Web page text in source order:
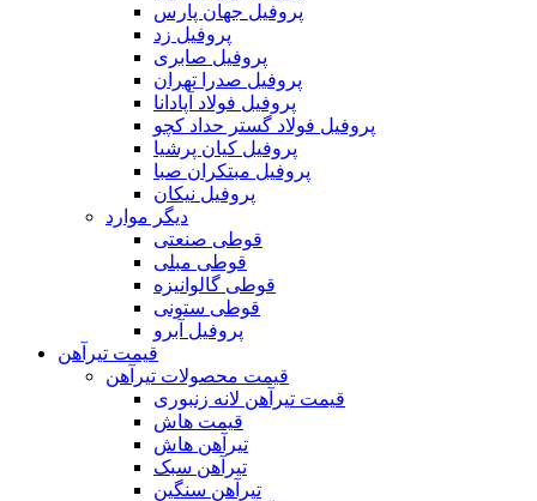
پروفیل جهان پارس
پروفیل زد
پروفیل صابری
پروفیل صدرا تهران
پروفیل فولاد آپادانا
پروفیل فولاد گستر حداد کچو
پروفیل کیان پرشیا
پروفیل مبتکران صبا
پروفیل نیکان
دیگر موارد
قوطی صنعتی
قوطی مبلی
قوطی گالوانیزه
قوطی ستونی
پروفیل آبرو
قیمت تیرآهن
قیمت محصولات تیرآهن
قیمت تیرآهن لانه زنبوری
قیمت هاش
تیرآهن هاش
تیرآهن سبک
تیرآهن سنگین